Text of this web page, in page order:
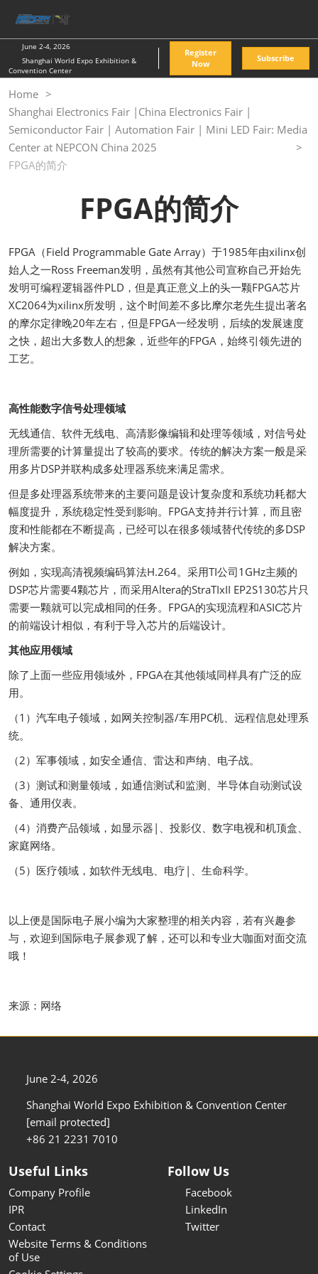
to
content
June 2-4, 2026
Shanghai World Expo Exhibition &
Convention Center
Register
Now
Subscribe
Home
Shanghai Electronics Fair |China Electronics Fair |
Semiconductor Fair | Automation Fair | Mini LED Fair: Media
Center at NEPCON China 2025
FPGA的简介
FPGA的简介
FPGA（Field Programmable Gate Array）于1985年由xilinx创
始人之一Ross Freeman发明，虽然有其他公司宣称自己开始先
发明可编程逻辑器件PLD，但是真正意义上的头一颗FPGA芯片
XC2064为xilinx所发明，这个时间差不多比摩尔老先生提出著名
的摩尔定律晚20年左右，但是FPGA一经发明，后续的发展速度
之快，超出大多数人的想象，近些年的FPGA，始终引领先进的
工艺。
高性能数字信号处理领域
无线通信、软件无线电、高清影像编辑和处理等领域，对信号处
理所需要的计算量提出了较高的要求。传统的解决方案一般是采
用多片DSP并联构成多处理器系统来满足需求。
但是多处理器系统带来的主要问题是设计复杂度和系统功耗都大
幅度提升，系统稳定性受到影响。FPGA支持并行计算，而且密
度和性能都在不断提高，已经可以在很多领域替代传统的多DSP
解决方案。
例如，实现高清视频编码算法H.264。采用TI公司1GHz主频的
DSP芯片需要4颗芯片，而采用Altera的StraTIxII EP2S130芯片只
需要一颗就可以完成相同的任务。FPGA的实现流程和ASIC芯片
的前端设计相似，有利于导入芯片的后端设计。
其他应用领域
除了上面一些应用领域外，FPGA在其他领域同样具有广泛的应
用。
（1）汽车电子领域，如网关控制器/车用PC机、远程信息处理系
统。
（2）军事领域，如安全通信、雷达和声纳、电子战。
（3）测试和测量领域，如通信测试和监测、半导体自动测试设
备、通用仪表。
（4）消费产品领域，如显示器|、投影仪、数字电视和机顶盒、
家庭网络。
（5）医疗领域，如软件无线电、电疗|、生命科学。
以上便是国际电子展小编为大家整理的相关内容，若有兴趣参
与，欢迎到国际电子展参观了解，还可以和专业大咖面对面交流
哦！
来源：网络
June 2-4, 2026
Shanghai World Expo Exhibition & Convention Center
[email protected]
+86 21 2231 7010
Useful Links
Company Profile
IPR
Contact
Website Terms & Conditions
of Use
Follow Us
Facebook
LinkedIn
Twitter